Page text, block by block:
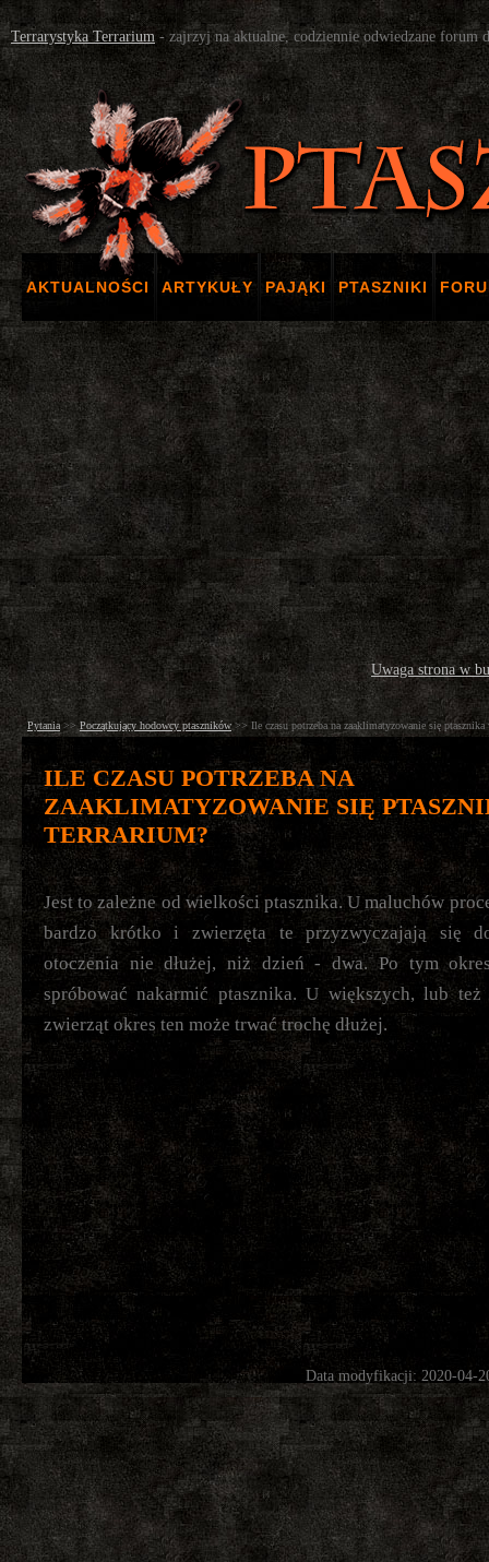
Terrarystyka Terrarium - zajrzyj na aktualne, codziennie odwiedzane forum
AKTUALNOŚCI ARTYKUŁY PAJĄKI PTASZNIKI
Uwaga strona w
Pytania>> Początkujący hodowcy ptaszników >> Ile czasu potrzeba na zaaklimatyzowanie się ptasznika
ILE CZASU POTRZEBA NA
ZAAKLIMATYZOWANIE SIĘ
TERRARIUM?
Jest to zależne od wielkości ptasznika. U maluchów
bardzo krótko i zwierzęta te przyzwyczajają się
otoczenia nie dłużej, niż dzień - dwa. Po tym
spróbować nakarmić ptasznika. U większych, lub też
zwierząt okres ten może trwać trochę dłużej.
Data modyfikacji: 2020-04-